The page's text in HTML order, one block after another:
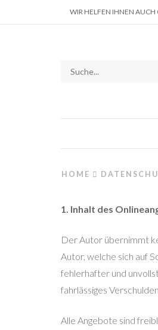
WIR HELFEN IHNEN
HOME
1. Inhalt des
Der Autor übernimmt
Autor, welche sich auf
fehlerhafter und
fahrlässiges
Alle Angebote sind